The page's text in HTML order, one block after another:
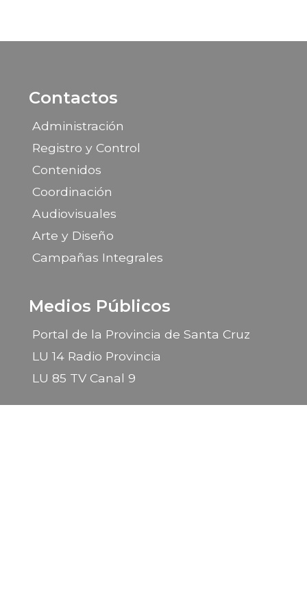
Contactos
Administración
Registro y Control
Contenidos
Coordinación
Audiovisuales
Arte y Diseño
Campañas Integrales
Medios Públicos
Portal de la Provincia de Santa Cruz
LU 14 Radio Provincia
LU 85 TV Canal 9